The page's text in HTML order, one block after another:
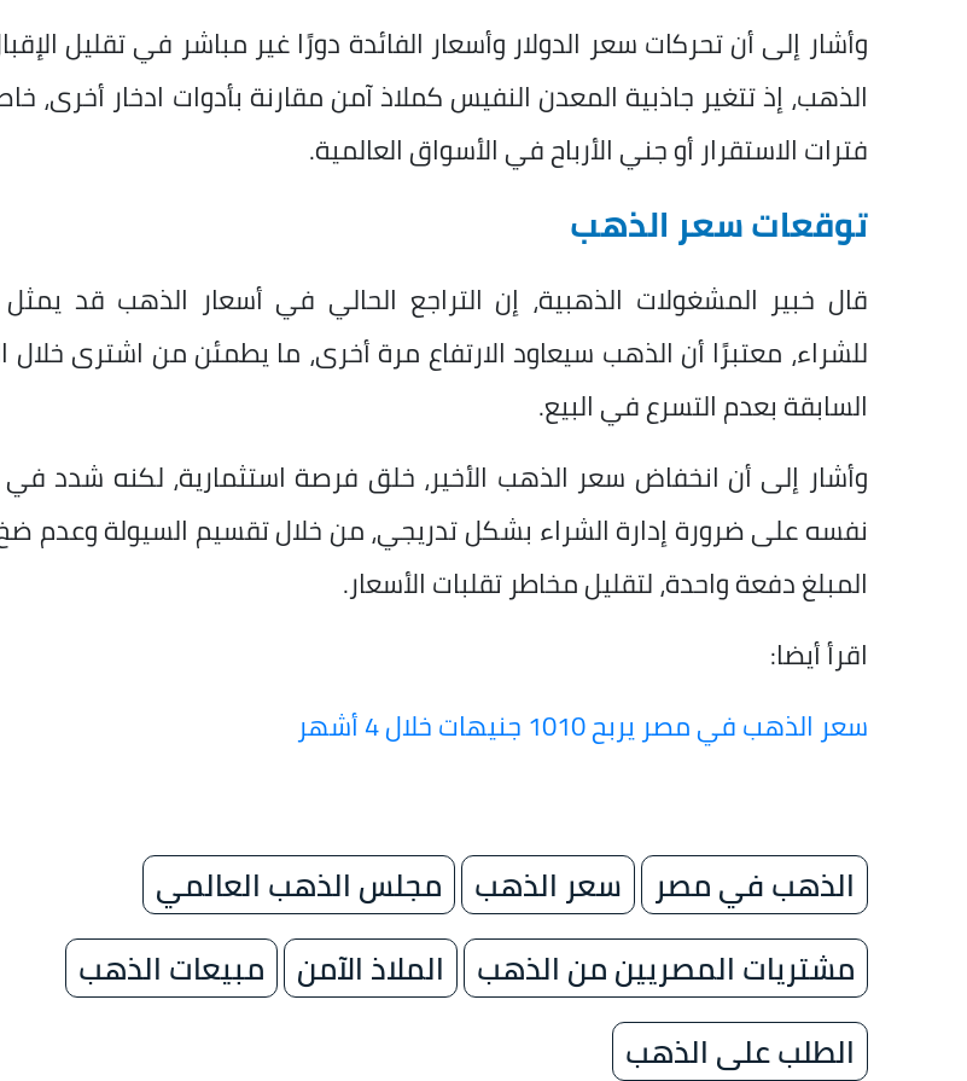
وأشار إلى أن تحركات سعر الدولار وأسعار الفائدة دورًا غير مباشر في تقليل
الذهب، إذ تتغير جاذبية المعدن النفيس كملاذ آمن مقارنة بأدوات ادخار أخرى،
فترات الاستقرار أو جني الأرباح في الأسواق العالمية.
توقعات سعر الذهب
قال خبير المشغولات الذهبية، إن التراجع الحالي في أسعار الذهب قد
للشراء، معتبرًا أن الذهب سيعاود الارتفاع مرة أخرى، ما يطمئن من اشترى خلال
السابقة بعدم التسرع في البيع.
وأشار إلى أن انخفاض سعر الذهب الأخير، خلق فرصة استثمارية، لكنه شدد
نفسه على ضرورة إدارة الشراء بشكل تدريجي، من خلال تقسيم السيولة وعدم
المبلغ دفعة واحدة، لتقليل مخاطر تقلبات الأسعار.
اقرأ أيضا:
سعر الذهب في مصر يربح 1010 جنيهات خلال 4 أشهر
الذهب في مصر سعر الذهب
مجلس الذهب العالمي
مشتريات المصريين من الذهب
الملاذ الآمن
مبيعات الذهب
الطلب على الذهب